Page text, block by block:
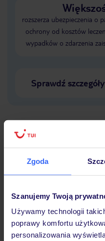
Zgoda
Szanujemy Twoją
Używamy technologii
poprawy komfortu
personalizowania
rozszerza ubezpieczenia o
ochrony od kosztów
wypadków o zdarzenia
Sprawdź
Lider niskich cen